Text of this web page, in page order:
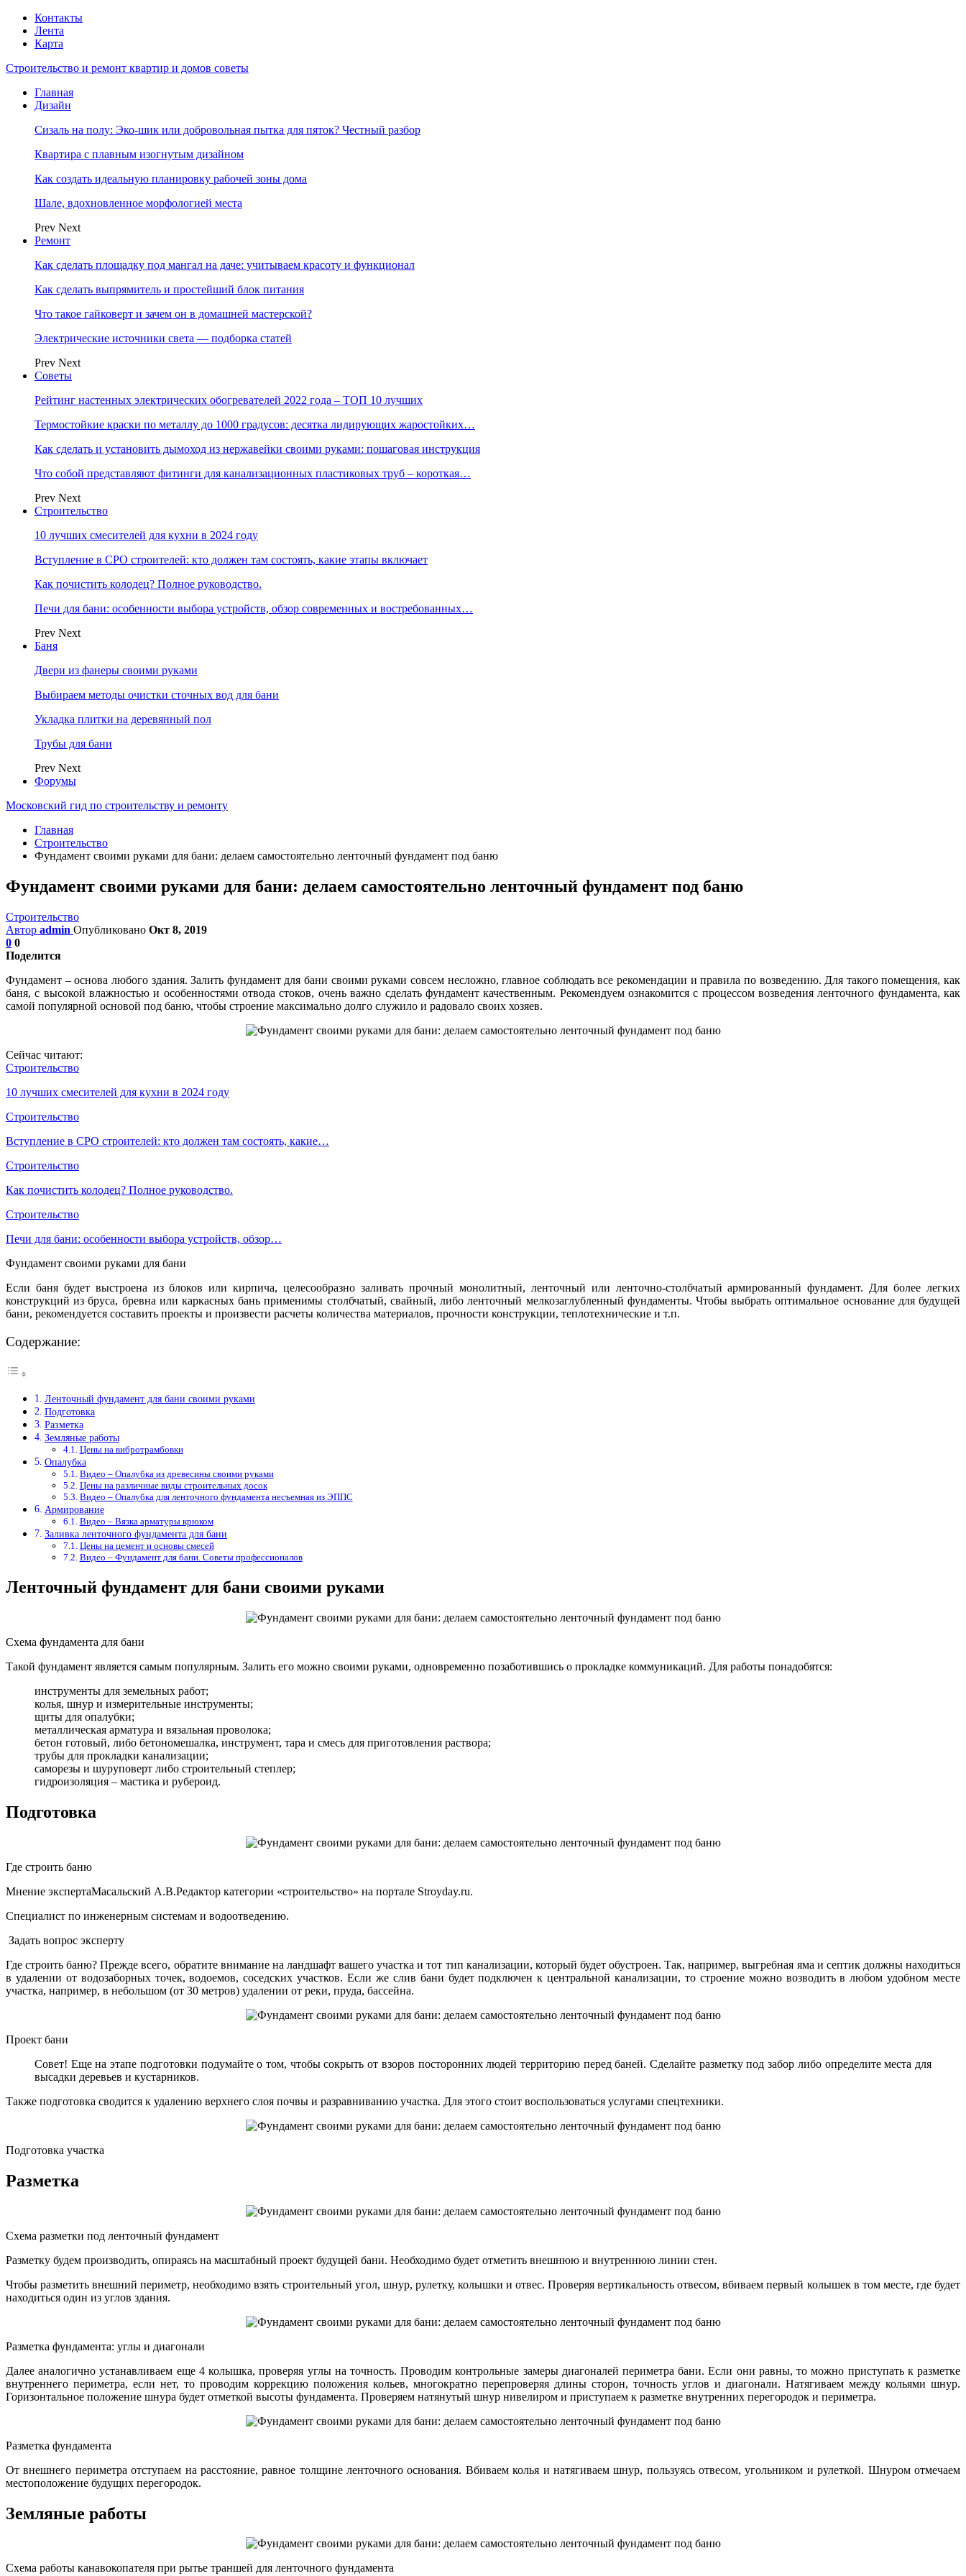
Контакты
Лента
Карта
Строительство и ремонт квартир и домов советы
Главная
Дизайн
Сизаль на полу: Эко-шик или добровольная пытка для пяток? Честный разбор
Квартира с плавным изогнутым дизайном
Как создать идеальную планировку рабочей зоны дома
Шале, вдохновленное морфологией места
Prev Next
Ремонт
Как сделать площадку под мангал на даче: учитываем красоту и функционал
Как сделать выпрямитель и простейший блок питания
Что такое гайковерт и зачем он в домашней мастерской?
Электрические источники света — подборка статей
Prev Next
Советы
Рейтинг настенных электрических обогревателей 2022 года – ТОП 10 лучших
Термостойкие краски по металлу до 1000 градусов: десятка лидирующих жаростойких…
Как сделать и установить дымоход из нержавейки своими руками: пошаговая инструкция
Что собой представляют фитинги для канализационных пластиковых труб – короткая…
Prev Next
Строительство
10 лучших смесителей для кухни в 2024 году
Вступление в СРО строителей: кто должен там состоять, какие этапы включает
Как почистить колодец? Полное руководство.
Печи для бани: особенности выбора устройств, обзор современных и востребованных…
Prev Next
Баня
Двери из фанеры своими руками
Выбираем методы очистки сточных вод для бани
Укладка плитки на деревянный пол
Трубы для бани
Prev Next
Форумы
Московский гид по строительству и ремонту
Главная
Строительство
Фундамент своими руками для бани: делаем самостоятельно ленточный фундамент под баню
Фундамент своими руками для бани: делаем самостоятельно ленточный фундамент под баню
Строительство
Автор admin Опубликовано Окт 8, 2019
0 0
Поделится
Фундамент – основа любого здания. Залить фундамент для бани своими руками совсем несложно, главное соблюдать все рекомендации и правила по возведению. Для такого помещения, как
баня, с высокой влажностью и особенностями отвода стоков, очень важно сделать фундамент качественным. Рекомендуем ознакомится с процессом возведения ленточного фундамента, как
самой популярной основой под баню, чтобы строение максимально долго служило и радовало своих хозяев.
Сейчас читают:
Строительство
10 лучших смесителей для кухни в 2024 году
Строительство
Вступление в СРО строителей: кто должен там состоять, какие…
Строительство
Как почистить колодец? Полное руководство.
Строительство
Печи для бани: особенности выбора устройств, обзор…
Фундамент своими руками для бани
Если баня будет выстроена из блоков или кирпича, целесообразно заливать прочный монолитный, ленточный или ленточно-столбчатый армированный фундамент. Для более легких
конструкций из бруса, бревна или каркасных бань применимы столбчатый, свайный, либо ленточный мелкозаглубленный фундаменты. Чтобы выбрать оптимальное основание для будущей
бани, рекомендуется составить проекты и произвести расчеты количества материалов, прочности конструкции, теплотехнические и т.п.
Содержание:
Ленточный фундамент для бани своими руками
Подготовка
Разметка
Земляные работы
Цены на вибротрамбовки
Опалубка
Видео – Опалубка из древесины своими руками
Цены на различные виды строительных досок
Видео – Опалубка для ленточного фундамента несъемная из ЭППС
Армирование
Видео – Вязка арматуры крюком
Заливка ленточного фундамента для бани
Цены на цемент и основы смесей
Видео – Фундамент для бани. Советы профессионалов
Ленточный фундамент для бани своими руками
Схема фундамента для бани
Такой фундамент является самым популярным. Залить его можно своими руками, одновременно позаботившись о прокладке коммуникаций. Для работы понадобятся:
инструменты для земельных работ;
колья, шнур и измерительные инструменты;
щиты для опалубки;
металлическая арматура и вязальная проволока;
бетон готовый, либо бетономешалка, инструмент, тара и смесь для приготовления раствора;
трубы для прокладки канализации;
саморезы и шуруповерт либо строительный степлер;
гидроизоляция – мастика и рубероид.
Подготовка
Где строить баню
Мнение экспертаМасальский А.В.Редактор категории «строительство» на портале Stroyday.ru.
Специалист по инженерным системам и водоотведению.
Задать вопрос эксперту
Где строить баню? Прежде всего, обратите внимание на ландшафт вашего участка и тот тип канализации, который будет обустроен. Так, например, выгребная яма и септик должны находиться
в удалении от водозаборных точек, водоемов, соседских участков. Если же слив бани будет подключен к центральной канализации, то строение можно возводить в любом удобном месте
участка, например, в небольшом (от 30 метров) удалении от реки, пруда, бассейна.
Проект бани
Совет! Еще на этапе подготовки подумайте о том, чтобы сокрыть от взоров посторонних людей территорию перед баней. Сделайте разметку под забор либо определите места для
высадки деревьев и кустарников.
Также подготовка сводится к удалению верхнего слоя почвы и разравниванию участка. Для этого стоит воспользоваться услугами спецтехники.
Подготовка участка
Разметка
Схема разметки под ленточный фундамент
Разметку будем производить, опираясь на масштабный проект будущей бани. Необходимо будет отметить внешнюю и внутреннюю линии стен.
Чтобы разметить внешний периметр, необходимо взять строительный угол, шнур, рулетку, колышки и отвес. Проверяя вертикальность отвесом, вбиваем первый колышек в том месте, где будет
находиться один из углов здания.
Разметка фундамента: углы и диагонали
Далее аналогично устанавливаем еще 4 колышка, проверяя углы на точность. Проводим контрольные замеры диагоналей периметра бани. Если они равны, то можно приступать к разметке
внутреннего периметра, если нет, то проводим коррекцию положения кольев, многократно перепроверяя длины сторон, точность углов и диагонали. Натягиваем между кольями шнур.
Горизонтальное положение шнура будет отметкой высоты фундамента. Проверяем натянутый шнур нивелиром и приступаем к разметке внутренних перегородок и периметра.
Разметка фундамента
От внешнего периметра отступаем на расстояние, равное толщине ленточного основания. Вбиваем колья и натягиваем шнур, пользуясь отвесом, угольником и рулеткой. Шнуром отмечаем
местоположение будущих перегородок.
Земляные работы
Схема работы канавокопателя при рытье траншей для ленточного фундамента